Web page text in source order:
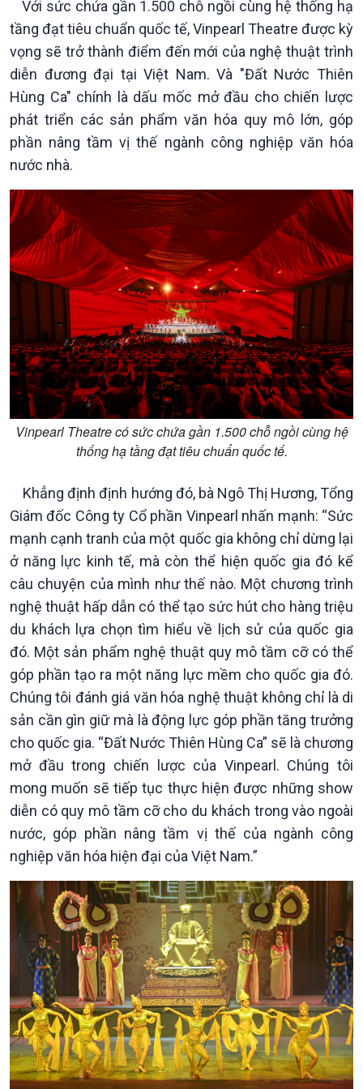
Tin Văn hoá & Du lịch
Chát với người nổi tiếng
Câu chuyện Thể thao
Ảnh
Video
Infographic
E-Magazine
Podcast
Góc nhìn VOV1
10 phút Sự kiện - Luận bàn
Câu chuyện thời sự
Dòng chảy sự kiện
Đối thoại
Diễn đàn chủ nhật
Chuyện đêm
Với sức chứa gần 1.500 chỗ ngồi cùng hệ thống hạ
tầng đạt tiêu chuẩn quốc tế, Vinpearl Theatre được kỳ
vọng sẽ trở thành điểm đến mới của nghệ thuật trình
diễn đương đại tại Việt Nam. Và "Đất Nước Thiên
Hùng Ca" chính là dấu mốc mở đầu cho chiến lược
phát triển các sản phẩm văn hóa quy mô lớn, góp
phần nâng tầm vị thế ngành công nghiệp văn hóa
nước nhà.
Vinpearl Theatre có sức chứa gần 1.500 chỗ ngồi cùng hệ
thống hạ tầng đạt tiêu chuẩn quốc tế.
Khẳng định định hướng đó, bà Ngô Thị Hương, Tổng
Giám đốc Công ty Cổ phần Vinpearl nhấn mạnh: “Sức
mạnh cạnh tranh của một quốc gia không chỉ dừng lại
ở năng lực kinh tế, mà còn thể hiện quốc gia đó kể
câu chuyện của mình như thế nào. Một chương trình
nghệ thuật hấp dẫn có thể tạo sức hút cho hàng triệu
du khách lựa chọn tìm hiểu về lịch sử của quốc gia
đó. Một sản phẩm nghệ thuật quy mô tầm cỡ có thể
góp phần tạo ra một năng lực mềm cho quốc gia đó.
Chúng tôi đánh giá văn hóa nghệ thuật không chỉ là di
sản cần gìn giữ mà là động lực góp phần tăng trưởng
cho quốc gia. “Đất Nước Thiên Hùng Ca” sẽ là chương
mở đầu trong chiến lược của Vinpearl. Chúng tôi
mong muốn sẽ tiếp tục thực hiện được những show
diễn có quy mô tầm cỡ cho du khách trong vào ngoài
nước, góp phần nâng tầm vị thế của ngành công
nghiệp văn hóa hiện đại của Việt Nam.”